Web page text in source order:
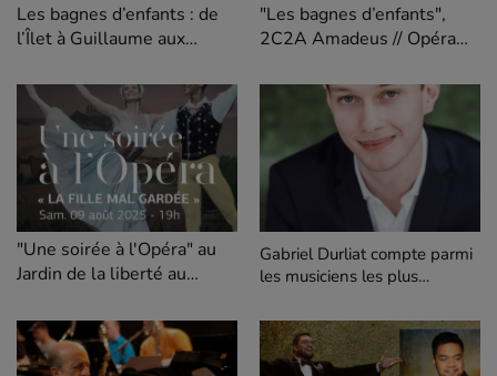
Les bagnes d’enfants : de
l’Îlet à Guillaume aux
"Les bagnes d’enfants",
2C2A Amadeus // Opéra
"Une soirée à l'Opéra" au
Jardin de la liberté au
Gabriel Durliat compte parmi
les musiciens les plus
génération.